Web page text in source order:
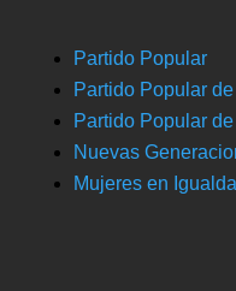
Partido Popular
Partido Popular
Partido Popular
Nuevas
Mujeres en